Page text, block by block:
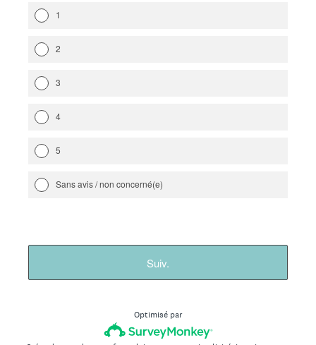
1
2
3
4
5
Sans avis / non concerné(e)
Suiv.
Optimisé par